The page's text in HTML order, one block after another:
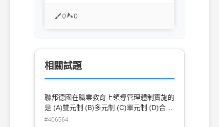
0 0
相關試題
聯邦德國在職業教育上領導管理體制實施的
是 (A)雙元制 (B)多元制 (C)單元制 (D)合作
制
#406564